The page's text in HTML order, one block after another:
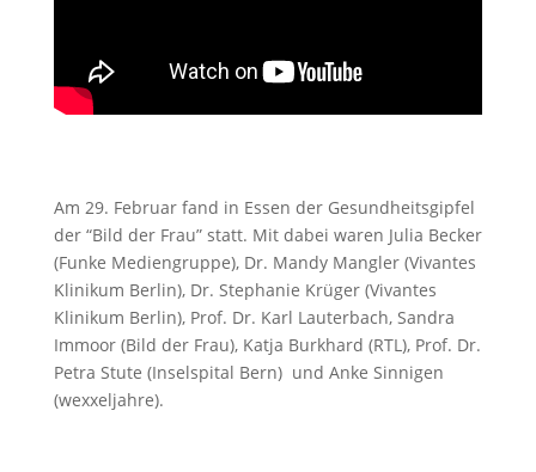
Am 29. Februar fand in Essen der Gesundheitsgipfel
der “Bild der Frau” statt. Mit dabei waren Julia Becker
(Funke Mediengruppe), Dr. Mandy Mangler (Vivantes
Klinikum Berlin), Dr. Stephanie Krüger (Vivantes
Klinikum Berlin), Prof. Dr. Karl Lauterbach, Sandra
Immoor (Bild der Frau), Katja Burkhard (RTL), Prof. Dr.
Petra Stute (Inselspital Bern) und Anke Sinnigen
(wexxeljahre).